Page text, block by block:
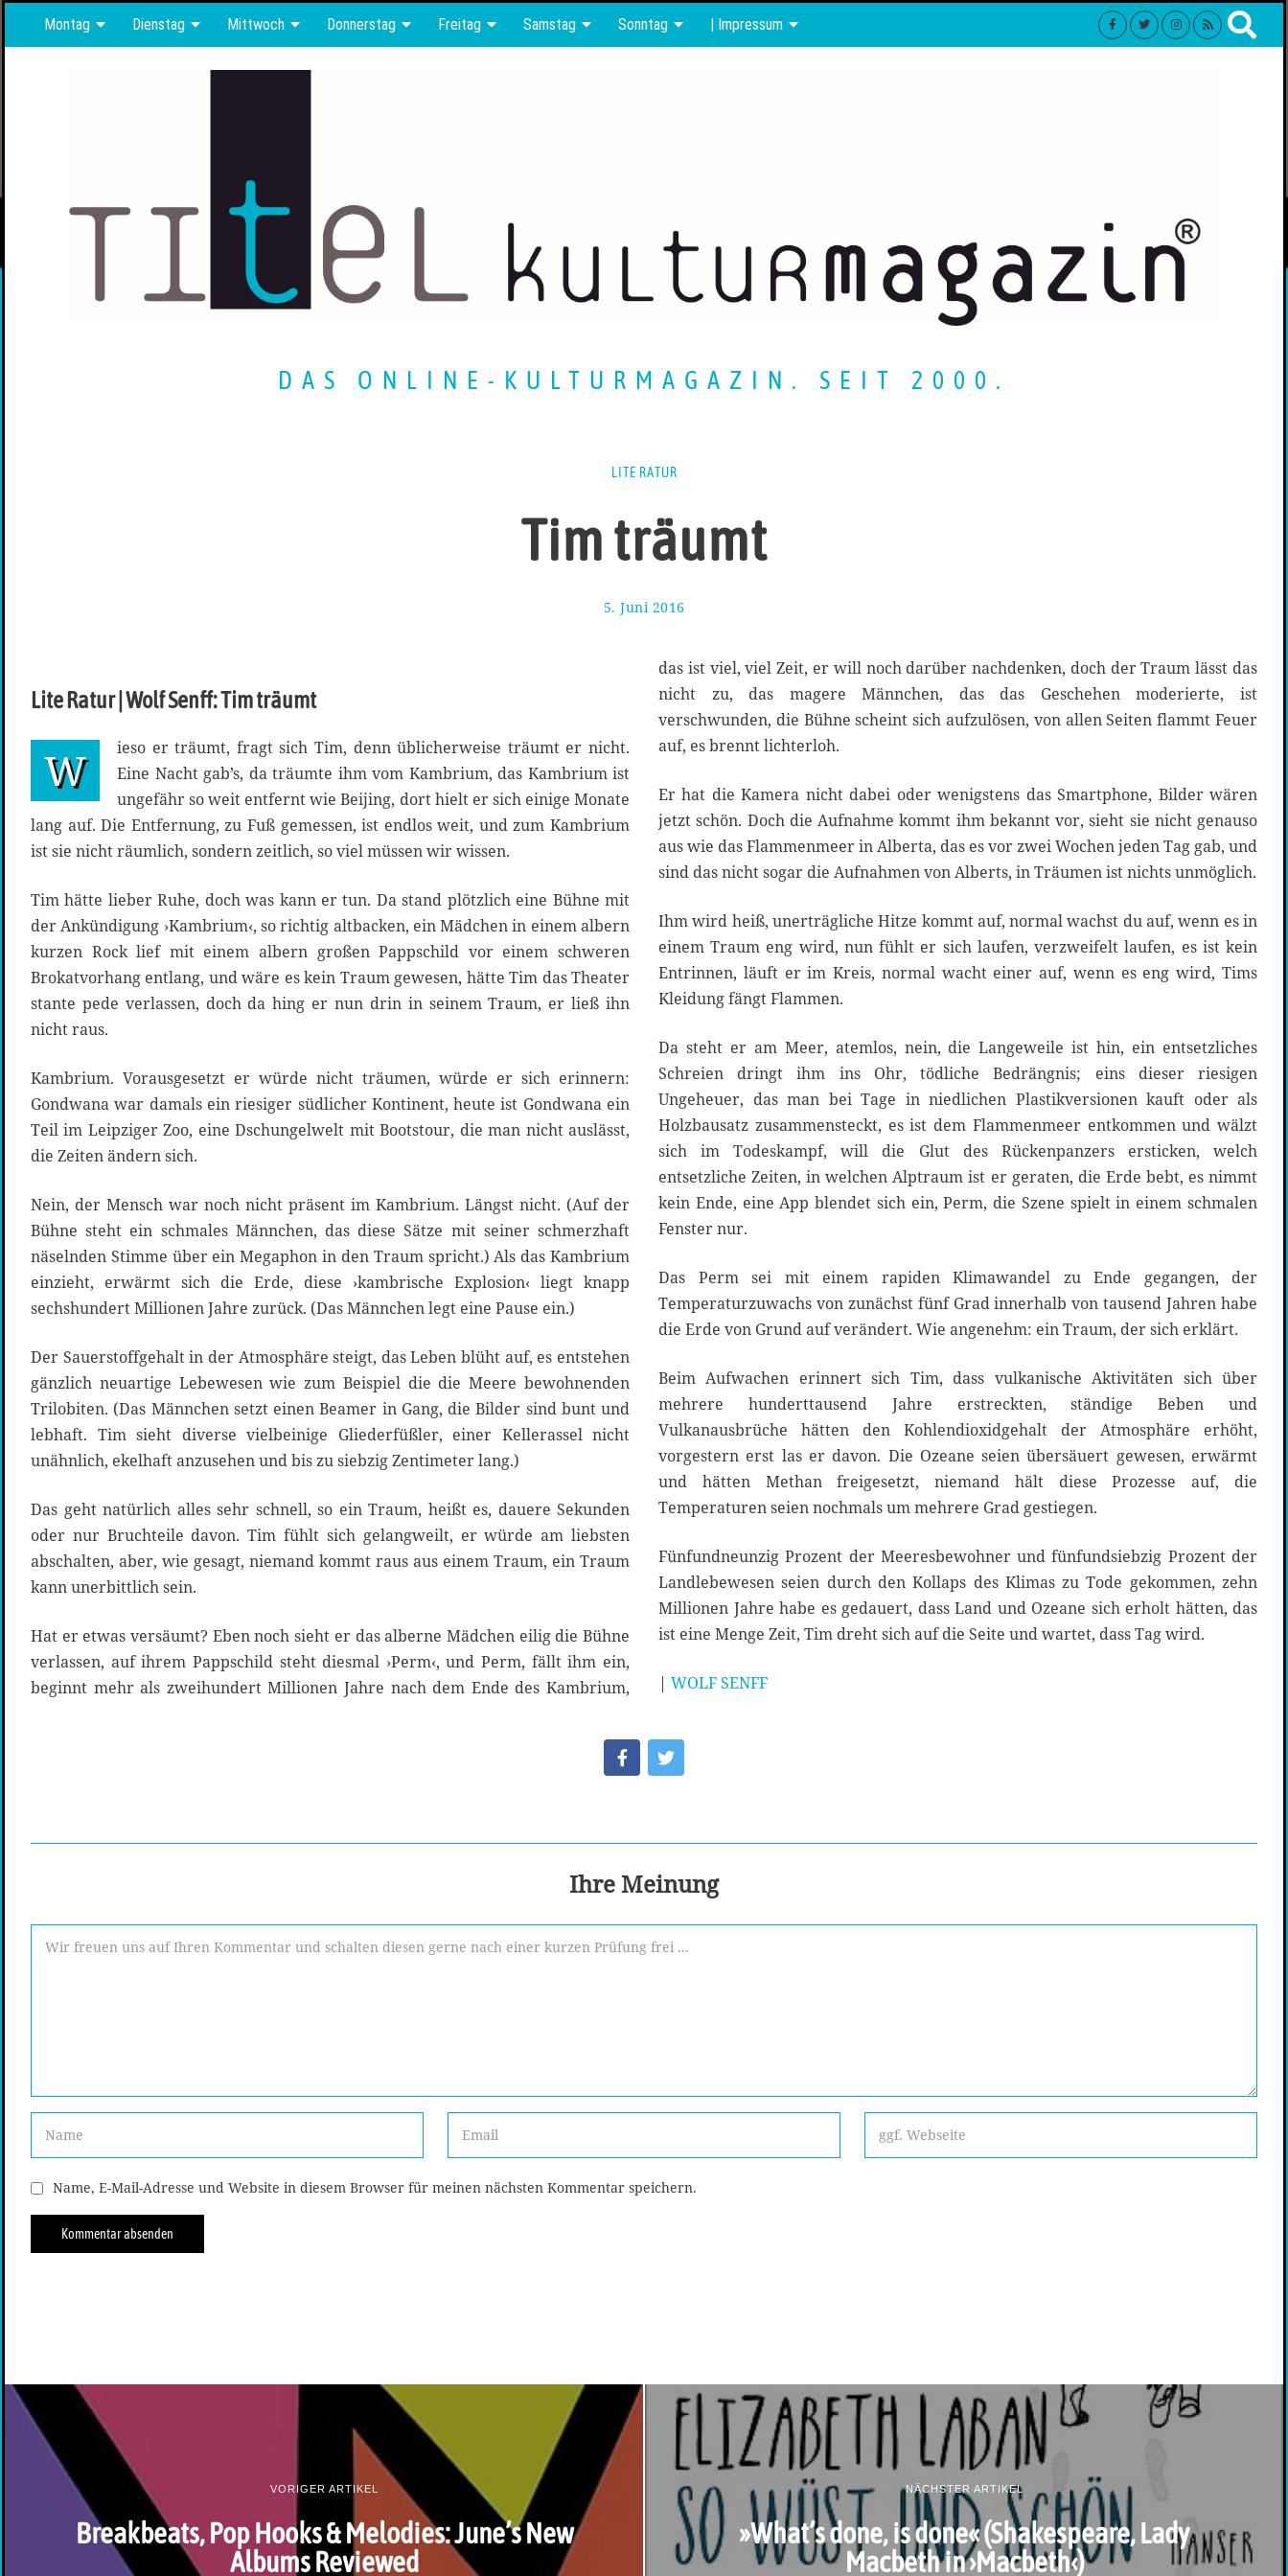
Montag Dienstag Mittwoch Donnerstag Freitag Samstag Sonntag | Impressum
DAS ONLINE-KULTURMAGAZIN. SEIT 2000.
LITE RATUR
Tim träumt
5. Juni 2016
u
i
2
0
Lite Ratur | Wolf Senff: Tim träumt
W
ieso er träumt, fragt sich Tim, denn üblicherweise träumt er nicht.
Eine Nacht gab’s, da träumte ihm vom Kambrium, das Kambrium ist
ungefähr so weit entfernt wie Beijing, dort hielt er sich einige Monate
lang auf. Die Entfernung, zu Fuß gemessen, ist endlos weit, und zum Kambrium
ist sie nicht räumlich, sondern zeitlich, so viel müssen wir wissen.
Tim hätte lieber Ruhe, doch was kann er tun. Da stand plötzlich eine Bühne mit
der Ankündigung ›Kambrium‹, so richtig altbacken, ein Mädchen in einem albern
kurzen Rock lief mit einem albern großen Pappschild vor einem schweren
Brokatvorhang entlang, und wäre es kein Traum gewesen, hätte Tim das Theater
stante pede verlassen, doch da hing er nun drin in seinem Traum, er ließ ihn
nicht raus.
Kambrium. Vorausgesetzt er würde nicht träumen, würde er sich erinnern:
Gondwana war damals ein riesiger südlicher Kontinent, heute ist Gondwana ein
Teil im Leipziger Zoo, eine Dschungelwelt mit Bootstour, die man nicht auslässt,
die Zeiten ändern sich.
Nein, der Mensch war noch nicht präsent im Kambrium. Längst nicht. (Auf der
Bühne steht ein schmales Männchen, das diese Sätze mit seiner schmerzhaft
näselnden Stimme über ein Megaphon in den Traum spricht.) Als das Kambrium
einzieht, erwärmt sich die Erde, diese ›kambrische Explosion‹ liegt knapp
sechshundert Millionen Jahre zurück. (Das Männchen legt eine Pause ein.)
Der Sauerstoffgehalt in der Atmosphäre steigt, das Leben blüht auf, es entstehen
gänzlich neuartige Lebewesen wie zum Beispiel die die Meere bewohnenden
Trilobiten. (Das Männchen setzt einen Beamer in Gang, die Bilder sind bunt und
lebhaft. Tim sieht diverse vielbeinige Gliederfüßler, einer Kellerassel nicht
unähnlich, ekelhaft anzusehen und bis zu siebzig Zentimeter lang.)
Das geht natürlich alles sehr schnell, so ein Traum, heißt es, dauere Sekunden
oder nur Bruchteile davon. Tim fühlt sich gelangweilt, er würde am liebsten
abschalten, aber, wie gesagt, niemand kommt raus aus einem Traum, ein Traum
kann unerbittlich sein.
Hat er etwas versäumt? Eben noch sieht er das alberne Mädchen eilig die Bühne
verlassen, auf ihrem Pappschild steht diesmal ›Perm‹, und Perm, fällt ihm ein,
beginnt mehr als zweihundert Millionen Jahre nach dem Ende des Kambrium,
das ist viel, viel Zeit, er will noch darüber nachdenken, doch der Traum lässt das
nicht zu, das magere Männchen, das das Geschehen moderierte, ist
verschwunden, die Bühne scheint sich aufzulösen, von allen Seiten flammt Feuer
auf, es brennt lichterloh.
Er hat die Kamera nicht dabei oder wenigstens das Smartphone, Bilder wären
jetzt schön. Doch die Aufnahme kommt ihm bekannt vor, sieht sie nicht genauso
aus wie das Flammenmeer in Alberta, das es vor zwei Wochen jeden Tag gab, und
sind das nicht sogar die Aufnahmen von Alberts, in Träumen ist nichts unmöglich.
Ihm wird heiß, unerträgliche Hitze kommt auf, normal wachst du auf, wenn es in
einem Traum eng wird, nun fühlt er sich laufen, verzweifelt laufen, es ist kein
Entrinnen, läuft er im Kreis, normal wacht einer auf, wenn es eng wird, Tims
Kleidung fängt Flammen.
Da steht er am Meer, atemlos, nein, die Langeweile ist hin, ein entsetzliches
Schreien dringt ihm ins Ohr, tödliche Bedrängnis; eins dieser riesigen
Ungeheuer, das man bei Tage in niedlichen Plastikversionen kauft oder als
Holzbausatz zusammensteckt, es ist dem Flammenmeer entkommen und wälzt
sich im Todeskampf, will die Glut des Rückenpanzers ersticken, welch
entsetzliche Zeiten, in welchen Alptraum ist er geraten, die Erde bebt, es nimmt
kein Ende, eine App blendet sich ein, Perm, die Szene spielt in einem schmalen
Fenster nur.
Das Perm sei mit einem rapiden Klimawandel zu Ende gegangen, der
Temperaturzuwachs von zunächst fünf Grad innerhalb von tausend Jahren habe
die Erde von Grund auf verändert. Wie angenehm: ein Traum, der sich erklärt.
Beim Aufwachen erinnert sich Tim, dass vulkanische Aktivitäten sich über
mehrere hunderttausend Jahre erstreckten, ständige Beben und
Vulkanausbrüche hätten den Kohlendioxidgehalt der Atmosphäre erhöht,
vorgestern erst las er davon. Die Ozeane seien übersäuert gewesen, erwärmt
und hätten Methan freigesetzt, niemand hält diese Prozesse auf, die
Temperaturen seien nochmals um mehrere Grad gestiegen.
Fünfundneunzig Prozent der Meeresbewohner und fünfundsiebzig Prozent der
Landlebewesen seien durch den Kollaps des Klimas zu Tode gekommen, zehn
Millionen Jahre habe es gedauert, dass Land und Ozeane sich erholt hätten, das
ist eine Menge Zeit, Tim dreht sich auf die Seite und wartet, dass Tag wird.
| WOLF SENFF
Ihre Meinung
Name, E-Mail-Adresse und Website in diesem Browser für meinen nächsten Kommentar speichern.
VORIGER ARTIKEL
Breakbeats, Pop Hooks & Melodies: June’s New
Albums Reviewed
NÄCHSTER ARTIKEL
»What’s done, is done« (Shakespeare, Lady
Macbeth in ›Macbeth‹)